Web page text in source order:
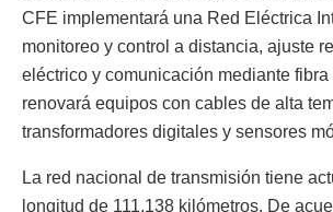
CFE implementará una Red Eléctrica
monitoreo y control a distancia, ajuste
eléctrico y comunicación mediante fibra
renovará equipos con cables de alta
transformadores digitales y sensores
La red nacional de transmisión tiene
longitud de 111,138 kilómetros. De